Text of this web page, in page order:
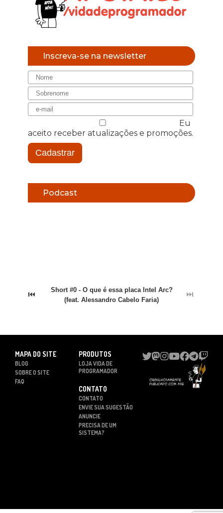
Inscreva-se na newsletter
Eu
aceito receber atualizações e promoções.
Cadastrar
Podcast
⏮
Short #0 - O que é essa placa Intel Arc?
(feat. Alessandro Cabelo Faria)
⏭
MAPA DO SITE
BLOG
SOBRE O SITE
FAQ
PRODUTOS
LOJA VIDA DE
PROGRAMADOR
CONTATO
CONTATO
ENVIE SUA SUGESTÃO
ANUNCIE
PRECISA DE UM
SISTEMA?